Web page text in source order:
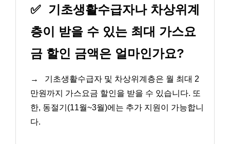
✅ 기초생활수급자나 차상위계
층이 받을 수 있는 최대 가스요
금 할인 금액은 얼마인가요?
→
기초생활수급자 및 차상위계층은 월 최대 2
만원까지 가스요금 할인을 받을 수 있습니다. 또
한, 동절기(11월~3월)에는 추가 지원이 가능합니
다.